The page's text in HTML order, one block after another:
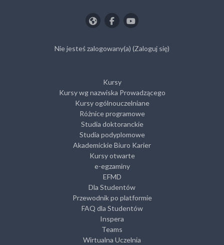
Nie jesteś zalogowany(a) (Zaloguj się)
Kursy
Kursy wg nazwiska Prowadzącego
Kursy ogólnouczelniane
Różnice programowe
Studia doktoranckie
Studia podyplomowe
Akademickie Biuro Karier
Kursy otwarte
e-egzaminy
EFMD
Dla Studentów
Przewodnik po platformie
FAQ dla Studentów
Inspera
Teams
Wirtualna Uczelnia